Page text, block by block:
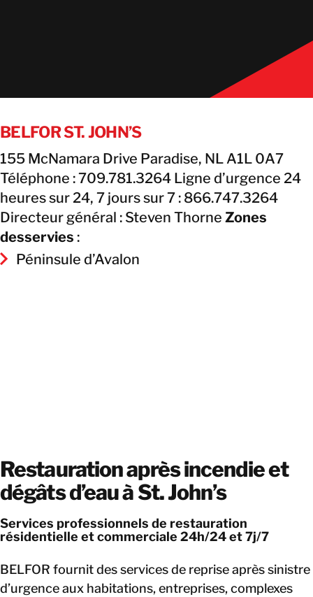
BELFOR ST. JOHN’S
155 McNamara Drive Paradise, NL A1L 0A7
Téléphone : 709.781.3264 Ligne d’urgence 24
heures sur 24, 7 jours sur 7 : 866.747.3264
Directeur général : Steven Thorne Zones
desservies :
Péninsule d’Avalon
Restauration après incendie et
dégâts d’eau à St. John’s
Services professionnels de restauration
résidentielle et commerciale 24h/24 et 7j/7
BELFOR fournit des services de reprise après sinistre
d’urgence aux habitations, entreprises, complexes